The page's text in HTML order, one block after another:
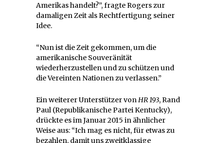
Amerikas handelt?”, fragte Rogers zur
damaligen Zeit als Rechtfertigung seiner
Idee.
“Nun ist die Zeit gekommen, um die
amerikanische Souveränität
wiederherzustellen und zu schützen und
die Vereinten Nationen zu verlassen.”
Ein weiterer Unterstützer vonHR 193, Rand
Paul (Republikanische Partei Kentucky),
drückte es im Januar 2015 in ähnlicher
Weise aus: “Ich mag es nicht, für etwas zu
bezahlen, damit uns zweitklassige